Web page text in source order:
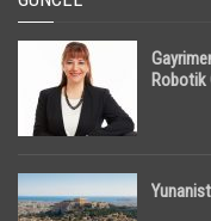
Robotik